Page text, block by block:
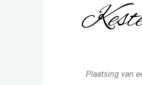
Plaatsing van